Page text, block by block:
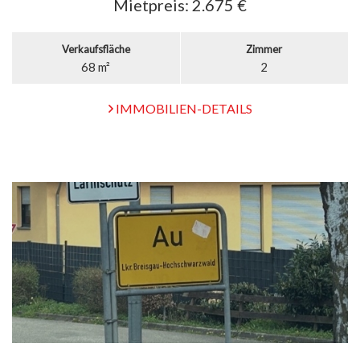
Mietpreis: 2.675 €
Verkaufsfläche
68 m²
Zimmer
2
IMMOBILIEN-DETAILS